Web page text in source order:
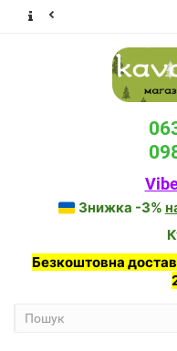
Знижка -3%
Безкоштовна